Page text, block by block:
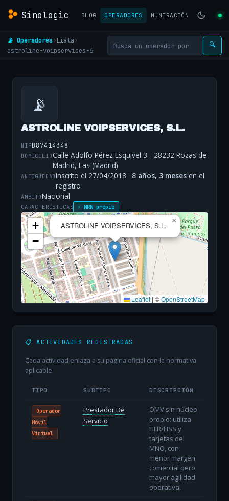
Sinologic BLOG OPERADORES NUMERACIÓN
📡 Operadores› Lista›
astroline-voipservices-6
🔍
📡
ASTROLINE VOIPSERVICES, S.L.
NIFB87414348
DOMICILIOCalle Adolfo Pérez Esquivel 3 - 28232 Rozas de
Madrid, Las (Madrid)
ANTIGÜEDADInscrito el 27/04/2018 · 8 años, 3 meses en el
registro
ÁMBITONacional
CARACTERÍSTICAS ⚡ NRN propio
ASTROLINE VOIPSERVICES, S.L.
×
+
−
Leaflet | ©OpenStreetMap
📋 ACTIVIDADES REGISTRADAS
Cada actividad enlaza a su página oficial con la normativa
aplicable.
TIPO SUBTIPO DESCRIPCIÓN
Operador
Móvil
Virtual
Prestador De
Servicio
OMV sin núcleo
propio: utiliza
HLR/HSS y
tarjetas del
MNO, con
menor margen
comercial pero
mayor agilidad
operativa.